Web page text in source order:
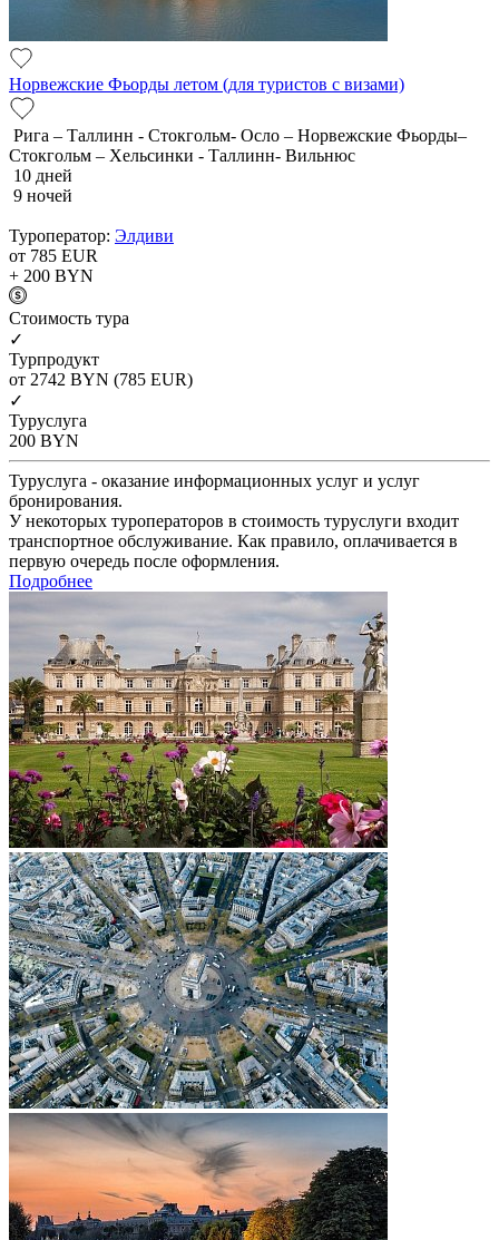
Норвежские Фьорды летом (для туристов с визами)
Рига – Таллинн - Стокгольм- Осло – Норвежские Фьорды–
Стокгольм – Хельсинки - Таллинн- Вильнюс
10 дней
9 ночей
Туроператор: Элдиви
от 785 EUR
+ 200 BYN
Cтоимость тура
✓
Турпродукт
от 2742 BYN (785 EUR)
✓
Туруслуга
200 BYN
Туруслуга - оказание информационных услуг и услуг
бронирования.
У некоторых туроператоров в стоимость туруслуги входит
транспортное обслуживание. Как правило, оплачивается в
первую очередь после оформления.
Подробнее